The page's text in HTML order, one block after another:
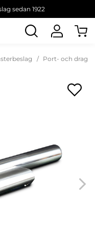
sedan 1922
Port- och